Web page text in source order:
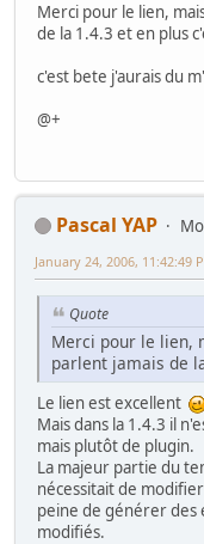
Merci pour le lien,
de la 1.4.3 et en plus
c'est bete j'aurais du
@+
Pascal YAP
January 24, 2006, 11:42:49
Quote
Merci pour le lien,
parlent jamais de
Le lien est excellent
Mais dans la 1.4.3 il
mais plutôt de plugin.
La majeur partie du
nécessitait de modifier
peine de générer des
modifiés.